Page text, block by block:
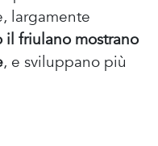
largamente
friulano mostrano
, e sviluppano più